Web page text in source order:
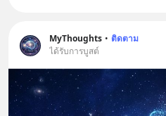
MyThoughts • ติดตาม
ได้รับการบูสต์